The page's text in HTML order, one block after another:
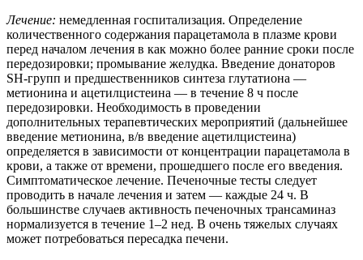
Лечение: немедленная госпитализация. Определение
количественного содержания парацетамола в плазме крови
перед началом лечения в как можно более ранние сроки после
передозировки; промывание желудка. Введение донаторов
SH-групп и предшественников синтеза глутатиона —
метионина и ацетилцистеина — в течение 8 ч после
передозировки. Необходимость в проведении
дополнительных терапевтических мероприятий (дальнейшее
введение метионина, в/в введение ацетилцистеина)
определяется в зависимости от концентрации парацетамола в
крови, а также от времени, прошедшего после его введения.
Симптоматическое лечение. Печеночные тесты следует
проводить в начале лечения и затем — каждые 24 ч. В
большинстве случаев активность печеночных трансаминаз
нормализуется в течение 1–2 нед. В очень тяжелых случаях
может потребоваться пересадка печени.